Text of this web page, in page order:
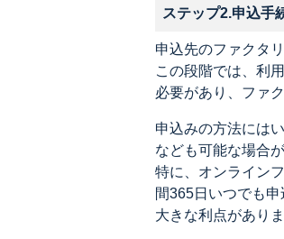
ステップ2.申込手
申込先のファクタ
この段階では、利
必要があり、ファ
申込みの方法には
なども可能な場合
特に、オンライン
間365日いつでも
大きな利点がありま